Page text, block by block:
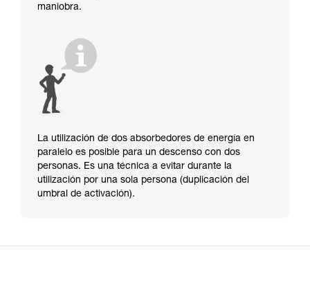
maniobra.
La utilización de dos absorbedores de energía en
paralelo es posible para un descenso con dos
personas. Es una técnica a evitar durante la
utilización por una sola persona (duplicación del
umbral de activación).